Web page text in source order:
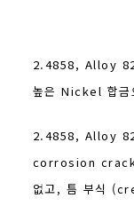
2.4858, Alloy
높은 Nickel 합
2.4858, Alloy
corrosion
없고, 틈 부식